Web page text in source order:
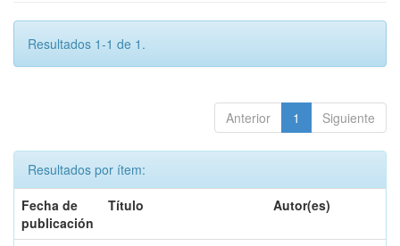
Resultados 1-1 de 1.
Anterior 1 Siguiente
Resultados por ítem:
Fecha de
publicación
Título Autor(es)